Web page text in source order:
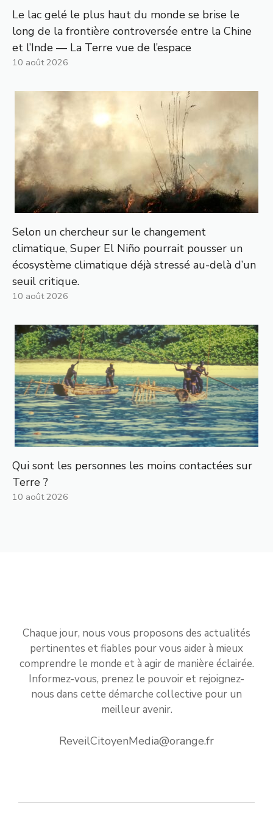
Le lac gelé le plus haut du monde se brise le
long de la frontière controversée entre la Chine
et l’Inde — La Terre vue de l’espace
10 août 2026
Selon un chercheur sur le changement
climatique, Super El Niño pourrait pousser un
écosystème climatique déjà stressé au-delà d’un
seuil critique.
10 août 2026
Qui sont les personnes les moins contactées sur
Terre ?
10 août 2026
Chaque jour, nous vous proposons des actualités
pertinentes et fiables pour vous aider à mieux
comprendre le monde et à agir de manière éclairée.
Informez-vous, prenez le pouvoir et rejoignez-
nous dans cette démarche collective pour un
meilleur avenir.
ReveilCitoyenMedia@orange.fr